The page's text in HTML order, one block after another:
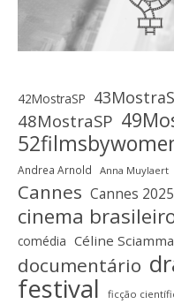
42MostraSP
48MostraSP
Andrea Arnold Anna Muylaert
Cannes Cannes 2025
cinema
comédia Céline Sciamma
documentário
festival ficção